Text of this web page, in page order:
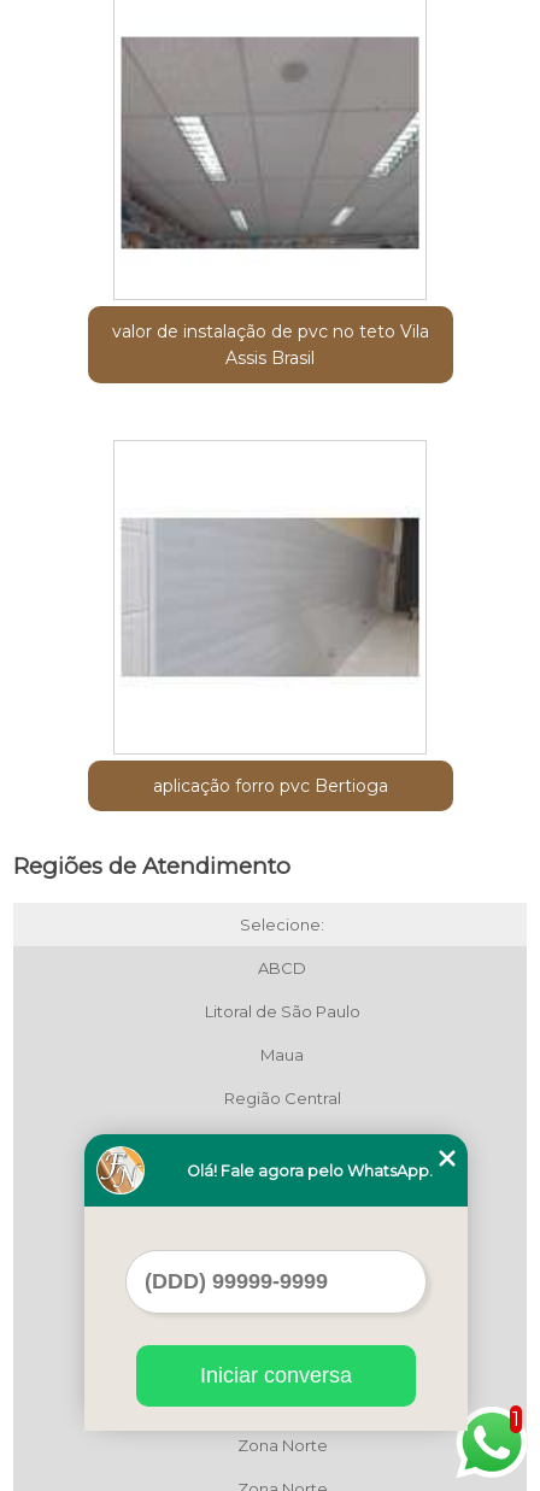
valor de instalação de pvc no teto Vila
Assis Brasil
aplicação forro pvc Bertioga
Regiões de Atendimento
Selecione:
ABCD
Litoral de São Paulo
Maua
Região Central
Região Central
São Paulo
Zona Leste
Zona Norte
1
Olá! Fale agora pelo WhatsApp.
Iniciar conversa